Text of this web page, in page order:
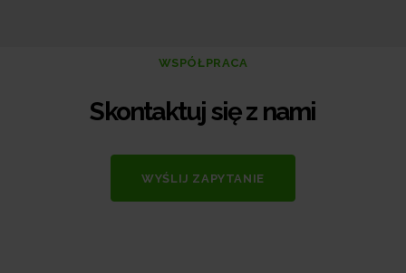
WSPÓŁPRACA
Skontaktuj się z nami
WYŚLIJ ZAPYTANIE